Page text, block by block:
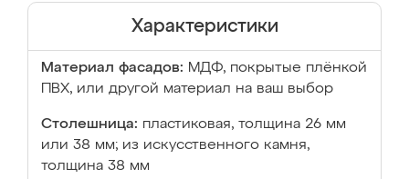
Характеристики
Материал фасадов: МДФ, покрытые плёнкой
ПВХ, или другой материал на ваш выбор
Столешница: пластиковая, толщина 26 мм
или 38 мм; из искусственного камня,
толщина 38 мм